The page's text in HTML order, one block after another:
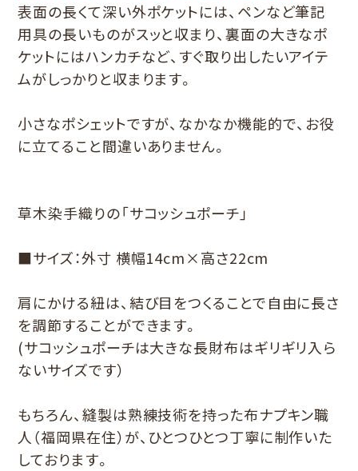
表面の長くて深い外ポケットには、ペンなど筆記
用具の長いものがスッと収まり、裏面の大きなポ
ケットにはハンカチなど、すぐ取り出したいアイテ
ムがしっかりと収まります。
小さなポシェットですが、なかなか機能的で、お役
に立てること間違いありません。
草木染手織りの「サコッシュポーチ」
■サイズ：外寸 横幅14cm×高さ22cm
肩にかける紐は、結び目をつくることで自由に長さ
を調節することができます。
(サコッシュポーチは大きな長財布はギリギリ入ら
ないサイズです）
もちろん、縫製は熟練技術を持った布ナプキン職
人（福岡県在住）が、ひとつひとつ丁寧に制作いた
しております。